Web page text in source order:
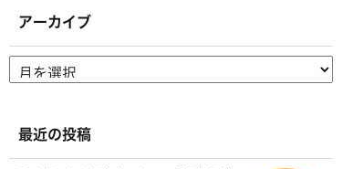
アーカイブ
最近の投稿